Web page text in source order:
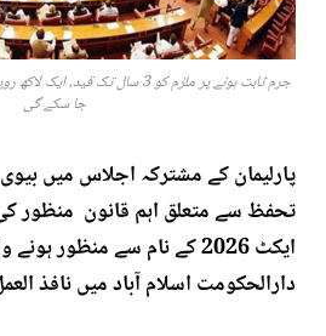
جرم ثابت ہونے پر ملزم کو 3 سال تک
جا سکے گی
پارلیمان کے مشترکہ اجلاس میں
تحفظ سے متعلق اہم قانون منظور
ایکٹ 2026 کے نام سے منظور
دارالحکومت اسلام آباد میں نافذ